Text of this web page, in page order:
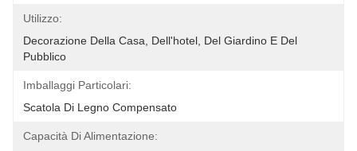
Utilizzo:
Decorazione Della Casa, Dell'hotel, Del Giardino E Del
Pubblico
Imballaggi Particolari:
Scatola Di Legno Compensato
Capacità Di Alimentazione: